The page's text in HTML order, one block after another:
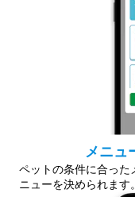
メニュ
ペットの条件に合った
ニューを決められます。